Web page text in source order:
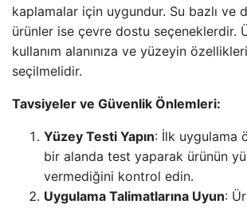
kaplamalar için uygundur. Su bazlı ve
ürünler ise çevre dostu seçeneklerdir.
kullanım alanınıza ve yüzeyin
seçilmelidir.
Tavsiyeler ve Güvenlik Önlemleri:
Yüzey Testi Yapın: İlk uygulama
bir alanda test yaparak ürünün
vermediğini kontrol edin.
Uygulama Talimatlarına Uyun: